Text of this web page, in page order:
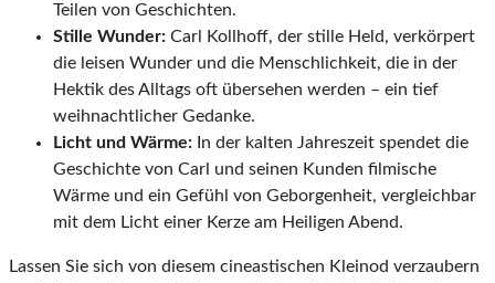
Teilen von Geschichten.
Stille Wunder: Carl Kollhoff, der stille Held, verkörpert
die leisen Wunder und die Menschlichkeit, die in der
Hektik des Alltags oft übersehen werden – ein tief
weihnachtlicher Gedanke.
Licht und Wärme: In der kalten Jahreszeit spendet die
Geschichte von Carl und seinen Kunden filmische
Wärme und ein Gefühl von Geborgenheit, vergleichbar
mit dem Licht einer Kerze am Heiligen Abend.
Lassen Sie sich von diesem cineastischen Kleinod verzaubern